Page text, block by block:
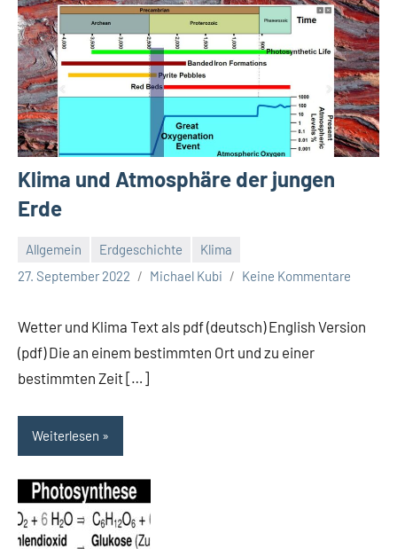
Klima und Atmosphäre der jungen
Erde
Allgemein Erdgeschichte
Klima
27. September 2022
Michael Kubi Keine Kommentare
Wetter und Klima Text als pdf (deutsch) English Version
(pdf) Die an einem bestimmten Ort und zu einer
bestimmten Zeit […]
Weiterlesen